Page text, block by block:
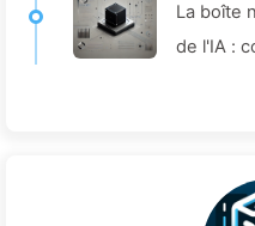
La boîte
de l'IA :
l'IA 136